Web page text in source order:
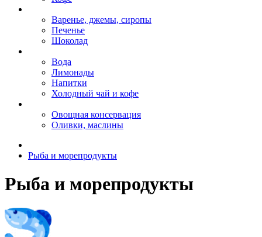
Варенье, джемы, сиропы
Печенье
Шоколад
Вода
Лимонады
Напитки
Холодный чай и кофе
Овощная консервация
Оливки, маслины
Рыба и морепродукты
Рыба и морепродукты